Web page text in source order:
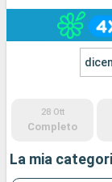
28 Ott
Completo
La mia
Mesi di
Porti